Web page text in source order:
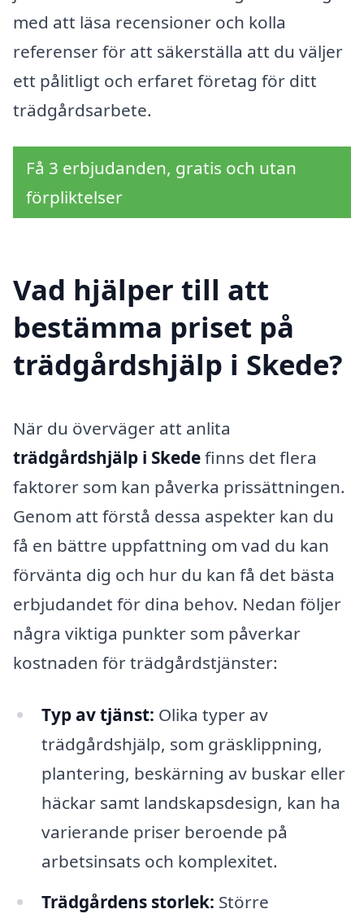
med att läsa recensioner och kolla
referenser för att säkerställa att du väljer
ett pålitligt och erfaret företag för ditt
trädgårdsarbete.
Få 3 erbjudanden, gratis och utan
förpliktelser
Vad hjälper till att
bestämma priset på
trädgårdshjälp i Skede?
När du överväger att anlita
trädgårdshjälp i Skedefinns det flera
faktorer som kan påverka prissättningen.
Genom att förstå dessa aspekter kan du
få en bättre uppfattning om vad du kan
förvänta dig och hur du kan få det bästa
erbjudandet för dina behov. Nedan följer
några viktiga punkter som påverkar
kostnaden för trädgårdstjänster:
Typ av tjänst: Olika typer av
trädgårdshjälp, som gräsklippning,
plantering, beskärning av buskar eller
häckar samt landskapsdesign, kan ha
varierande priser beroende på
arbetsinsats och komplexitet.
Trädgårdens storlek: Större